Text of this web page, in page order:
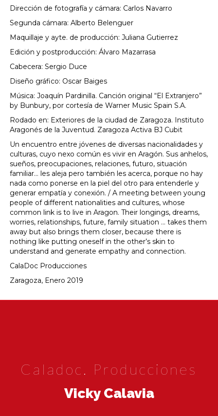
Dirección de fotografía y cámara: Carlos Navarro
Segunda cámara: Alberto Belenguer
Maquillaje y ayte. de producción: Juliana Gutierrez
Edición y postproducción: Álvaro Mazarrasa
Cabecera: Sergio Duce
Diseño gráfico: Oscar Baiges
Música: Joaquín Pardinilla. Canción original “El Extranjero”
by Bunbury, por cortesía de Warner Music Spain S.A.
Rodado en: Exteriores de la ciudad de Zaragoza. Instituto
Aragonés de la Juventud. Zaragoza Activa BJ Cubit
Un encuentro entre jóvenes de diversas nacionalidades y
culturas, cuyo nexo común es vivir en Aragón. Sus anhelos,
sueños, preocupaciones, relaciones, futuro, situación
familiar… les aleja pero también les acerca, porque no hay
nada como ponerse en la piel del otro para entenderle y
generar empatía y conexión. / A meeting between young
people of different nationalities and cultures, whose
common link is to live in Aragon. Their longings, dreams,
worries, relationships, future, family situation … takes them
away but also brings them closer, because there is
nothing like putting oneself in the other’s skin to
understand and generate empathy and connection.
CalaDoc Producciones
Zaragoza, Enero 2019
Caladoc. Producciones
Vicky Calavia